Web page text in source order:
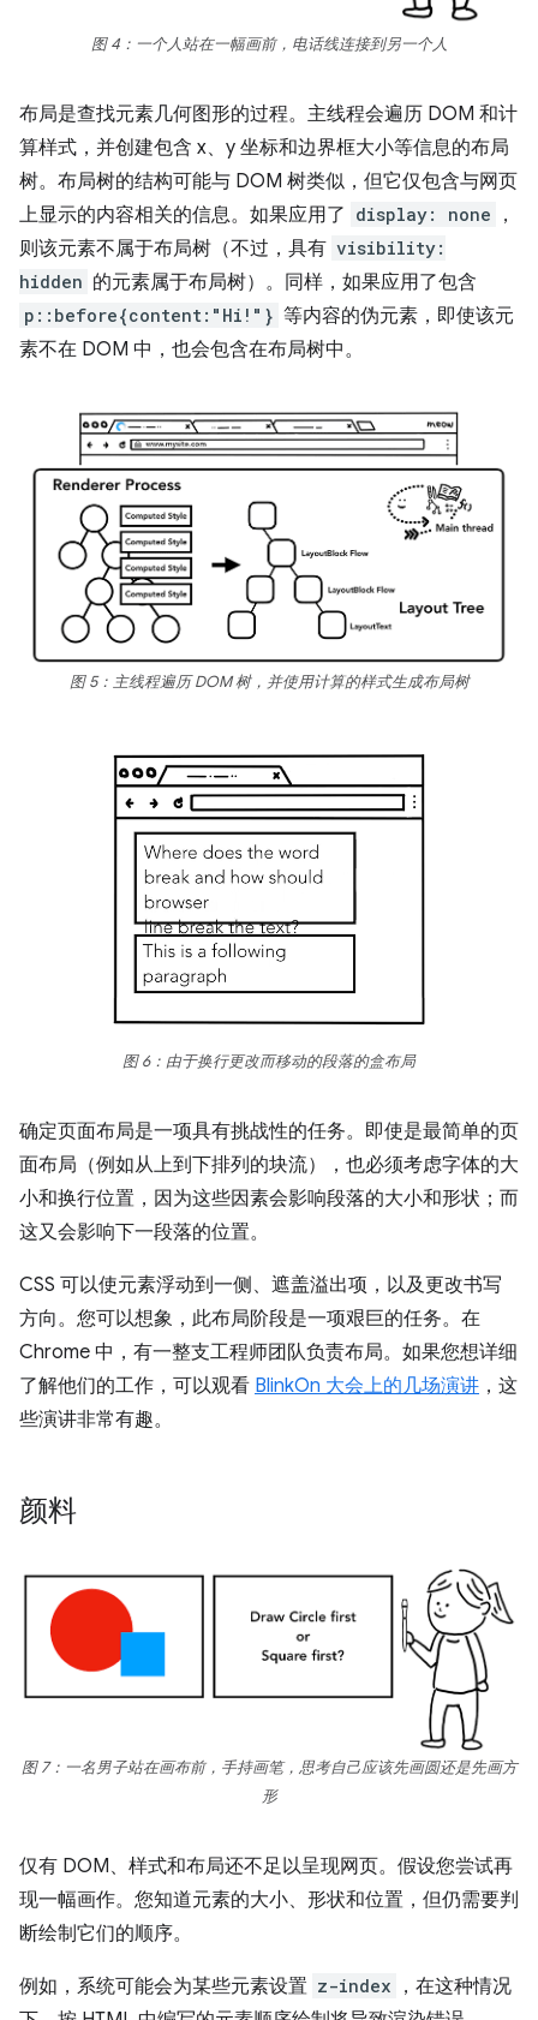
图 4：一个人站在一幅画前，电话线连接到另一个人
布局是查找元素几何图形的过程。主线程会遍历 DOM 和计
算样式，并创建包含 x、y 坐标和边界框大小等信息的布局
树。布局树的结构可能与 DOM 树类似，但它仅包含与网页
上显示的内容相关的信息。如果应用了 display: none
，
则该元素不属于布局树（不过，具有 visibility:
hidden 的元素属于布局树）。同样，如果应用了包含
p::before{content:"Hi!"} 等内容的伪元素，即使该元
素不在 DOM 中，也会包含在布局树中。
图 5：主线程遍历 DOM 树，并使用计算的样式生成布局树
图 6：由于换行更改而移动的段落的盒布局
确定页面布局是一项具有挑战性的任务。即使是最简单的页
面布局（例如从上到下排列的块流），也必须考虑字体的大
小和换行位置，因为这些因素会影响段落的大小和形状；而
这又会影响下一段落的位置。
CSS 可以使元素浮动到一侧、遮盖溢出项，以及更改书写
方向。您可以想象，此布局阶段是一项艰巨的任务。在
Chrome 中，有一整支工程师团队负责布局。如果您想详细
了解他们的工作，可以观看 BlinkOn 大会上的几场演讲 ，这
些演讲非常有趣。
颜料
图 7：一名男子站在画布前，手持画笔，思考自己应该先画圆还是先画方
形
仅有 DOM、样式和布局还不足以呈现网页。假设您尝试再
现一幅画作。您知道元素的大小、形状和位置，但仍需要判
断绘制它们的顺序。
例如，系统可能会为某些元素设置 z-index
，在这种情况